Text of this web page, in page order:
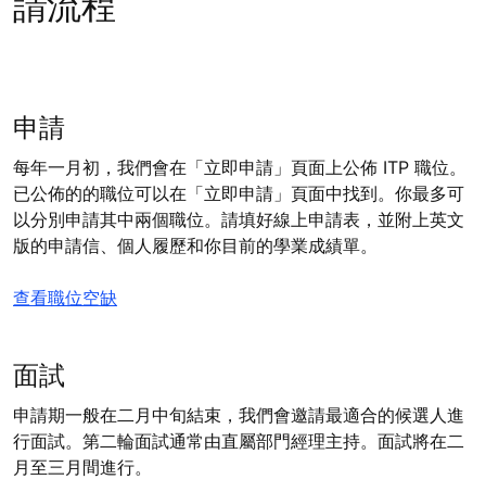
申請
每年一月初，我們會在「立即申請」頁面上公佈 ITP 職位。
已公佈的的職位可以在「立即申請」頁面中找到。你最多可
以分別申請其中兩個職位。請填好線上申請表，並附上英文
版的申請信、個人履歷和你目前的學業成績單。
查看職位空缺
面試
申請期一般在二月中旬結束，我們會邀請最適合的候選人進
行面試。第二輪面試通常由直屬部門經理主持。面試將在二
月至三月間進行。